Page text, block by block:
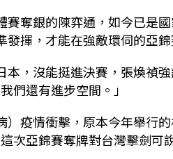
賽奪銀的陳弈通，如今已是
揮，才能在強敵環伺的亞
，沒能挺進決賽，張煥禎
們還有進步空間。」
）疫情衝擊，原本今年舉行
次亞錦賽奪牌對台灣擊劍